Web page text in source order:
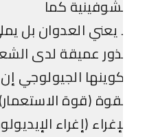
كما
يعني العدوان بل يملي
عميقة لدى
الجيولوجي إن صح
(قوة الاستعمار)
(إغراء